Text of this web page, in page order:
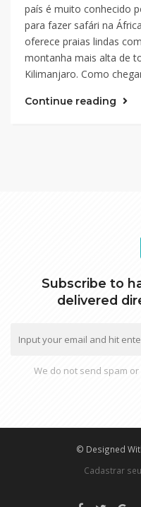
país é muito conhecido
para fazer safári na
oferece praias lindas
montanha mais alta de
Kilimanjaro. Como
Continue reading
Subscribe to
delivered
We do not send spam
© Designed
Cadastrar